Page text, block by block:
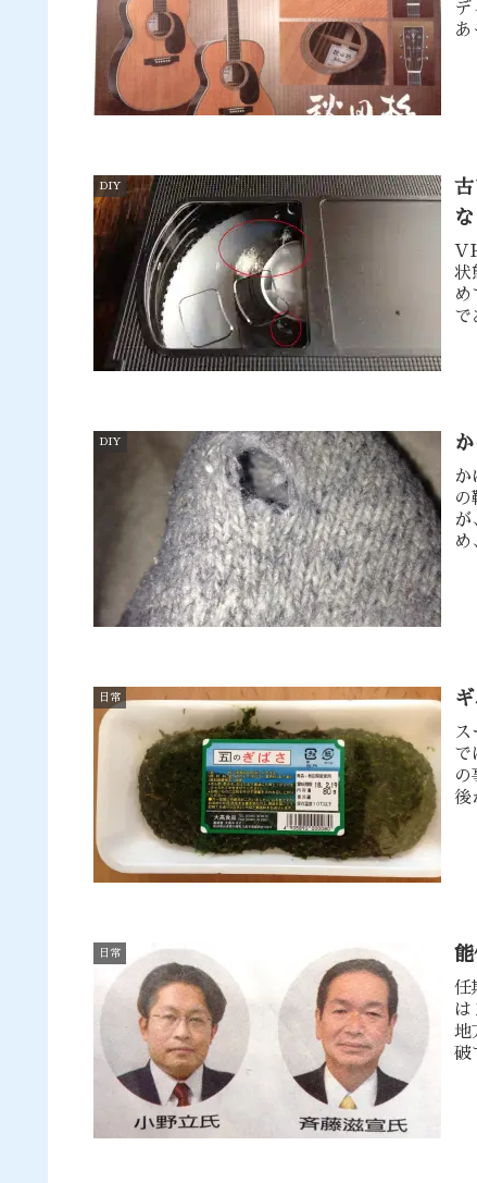
デ
あ
DIY
状
め
で
DIY
か
の
が
め
日常
で
の
後
日常
任
は
地
破